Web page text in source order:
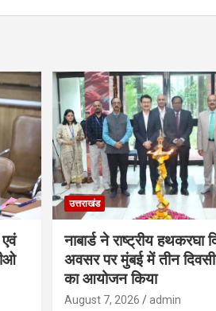
उत्तराखंड
नाबार्ड ने राष्ट्रीय हथकरघा
अवसर पर मुंबई में तीन
का आयोजन किया
August 7, 2026 admin